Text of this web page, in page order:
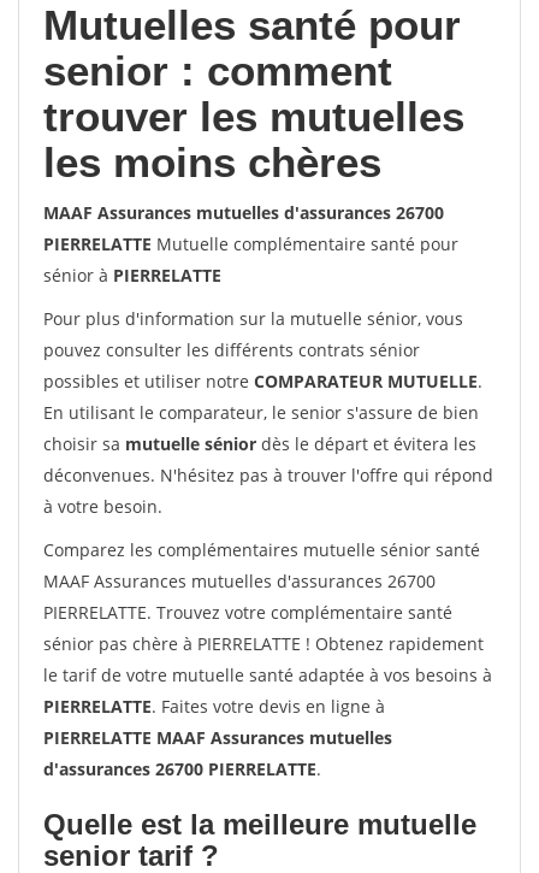
Mutuelles santé pour
senior : comment
trouver les mutuelles
les moins chères
MAAF Assurances mutuelles d'assurances 26700
PIERRELATTE Mutuelle complémentaire santé pour
sénior à PIERRELATTE
Pour plus d'information sur la mutuelle sénior, vous
pouvez consulter les différents contrats sénior
possibles et utiliser notre COMPARATEUR MUTUELLE.
En utilisant le comparateur, le senior s'assure de bien
choisir sa mutuelle sénior dès le départ et évitera les
déconvenues. N'hésitez pas à trouver l'offre qui répond
à votre besoin.
Comparez les complémentaires mutuelle sénior santé
MAAF Assurances mutuelles d'assurances 26700
PIERRELATTE. Trouvez votre complémentaire santé
sénior pas chère à PIERRELATTE ! Obtenez rapidement
le tarif de votre mutuelle santé adaptée à vos besoins à
PIERRELATTE. Faites votre devis en ligne à
PIERRELATTE MAAF Assurances mutuelles
d'assurances 26700 PIERRELATTE.
Quelle est la meilleure mutuelle
senior tarif ?